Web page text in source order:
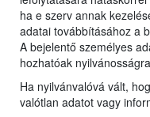
ha e szerv annak
adatai továbbításához a
A bejelentő személyes
hozhatóak
Ha nyilvánvalóvá vált,
valótlan adatot vagy